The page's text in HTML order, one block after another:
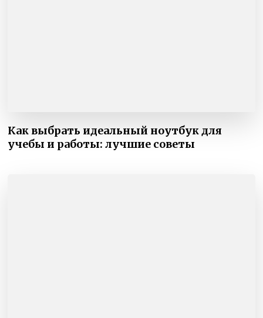
Как выбрать идеальный ноутбук для
учебы и работы: лучшие советы